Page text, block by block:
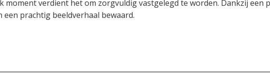
verdient het om zorgvuldig vastgelegd te worden. Dankzij een
prachtig beeldverhaal bewaard.